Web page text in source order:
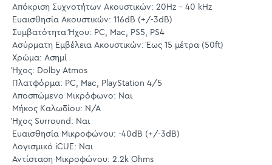
Απόκριση Συχνοτήτων Ακουστικών: 20Hz – 40 kHz
Ευαισθησία Ακουστικών: 116dB (+/-3dB)
Συμβατότητα Ήχου: PC, Mac, PS5, PS4
Ασύρματη Εμβέλεια Ακουστικών: Έως 15 μέτρα (50ft)
Χρώμα: Ασημί
Ήχος: Dolby Atmos
Πλατφόρμα: PC, Mac, PlayStation 4/5
Αποσπώμενο Μικρόφωνο: Ναι
Μήκος Καλωδίου: N/A
Ήχος Surround: Ναι
Ευαισθησία Μικροφώνου: -40dB (+/-3dB)
Λογισμικό iCUE: Ναι
Αντίσταση Μικροφώνου: 2.2k Ohms